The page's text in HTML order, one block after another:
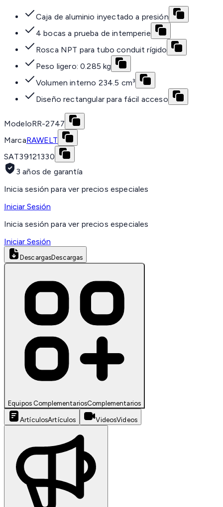
Caja de aluminio inyectado a presión
4 bocas a prueba de intemperie
Rosca NPT para tubo conduit rígido
Peso ligero: 0.285 kg
Volumen interno 234.5 cm³
Diseño rectangular para fácil acceso
ModeloRR-2747
MarcaRAWELT
SAT39121330
3 años de garantía
Inicia sesión para ver precios especiales
Iniciar Sesión
Inicia sesión para ver precios especiales
Iniciar Sesión
DescargasDescargas
Equipos ComplementariosComplementarios
ArtículosArtículos VideosVideos